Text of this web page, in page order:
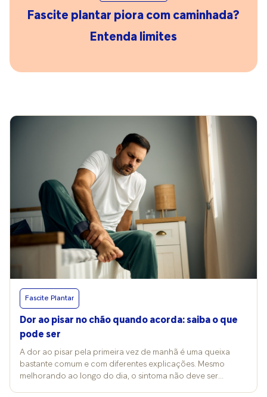
Fascite plantar piora com caminhada?
Entenda limites
Fascite Plantar
Dor ao pisar no chão quando acorda: saiba o que
pode ser
A dor ao pisar pela primeira vez de manhã é uma queixa
bastante comum e com diferentes explicações. Mesmo
melhorando ao longo do dia, o sintoma não deve ser